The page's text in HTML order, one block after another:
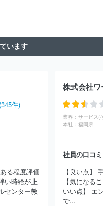
合 朝日信用金庫
芝信用
国信用協同組合連合会
中央金庫
広島県信用農業協
合会 紀北信用金庫
大阪
信連）
伊勢農業協同組
協同組合
北央信用組合
農業協同組合
函館商工信用
います
(345件)
る程度評価
い時給が上
センター教
株式会社
業界： サービス(
本社： 福岡県
社員の口コミ
【良い点】
【気になる
いい点】 エ
で...